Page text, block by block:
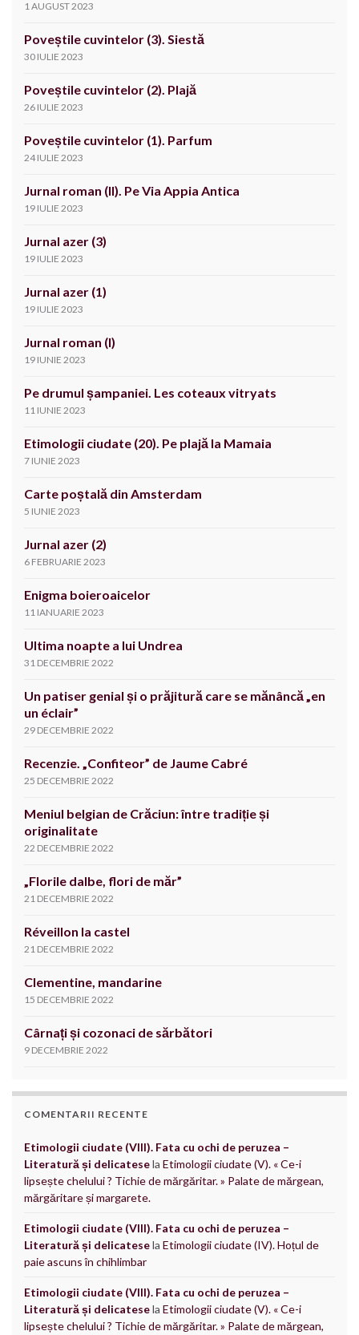
1 AUGUST 2023
Poveștile cuvintelor (3). Siestă
30 IULIE 2023
Poveștile cuvintelor (2). Plajă
26 IULIE 2023
Poveștile cuvintelor (1). Parfum
24 IULIE 2023
Jurnal roman (II). Pe Via Appia Antica
19 IULIE 2023
Jurnal azer (3)
19 IULIE 2023
Jurnal azer (1)
19 IULIE 2023
Jurnal roman (I)
19 IUNIE 2023
Pe drumul șampaniei. Les coteaux vitryats
11 IUNIE 2023
Etimologii ciudate (20). Pe plajă la Mamaia
7 IUNIE 2023
Carte poștală din Amsterdam
5 IUNIE 2023
Jurnal azer (2)
6 FEBRUARIE 2023
Enigma boieroaicelor
11 IANUARIE 2023
Ultima noapte a lui Undrea
31 DECEMBRIE 2022
Un patiser genial și o prăjitură care se mănâncă „en
un éclair”
29 DECEMBRIE 2022
Recenzie. „Confiteor” de Jaume Cabré
25 DECEMBRIE 2022
Meniul belgian de Crăciun: între tradiție și
originalitate
22 DECEMBRIE 2022
„Florile dalbe, flori de măr”
21 DECEMBRIE 2022
Réveillon la castel
21 DECEMBRIE 2022
Clementine, mandarine
15 DECEMBRIE 2022
Cârnați și cozonaci de sărbători
9 DECEMBRIE 2022
COMENTARII RECENTE
Etimologii ciudate (VIII). Fata cu ochi de peruzea –
Literatură și delicatesela Etimologii ciudate (V). « Ce-i
lipsește chelului ? Tichie de mărgăritar. » Palate de mărgean,
mărgăritare și margarete.
Etimologii ciudate (VIII). Fata cu ochi de peruzea –
Literatură și delicatesela Etimologii ciudate (IV). Hoțul de
paie ascuns în chihlimbar
Etimologii ciudate (VIII). Fata cu ochi de peruzea –
Literatură și delicatesela Etimologii ciudate (V). « Ce-i
lipsește chelului ? Tichie de mărgăritar. » Palate de mărgean,